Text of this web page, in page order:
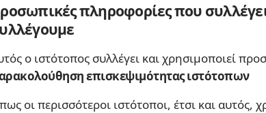
πληροφορίες που συλλέγει
ο ιστότοπος συλλέγει και χρησιμοποιεί
επισκεψιμότητας ιστότοπων
οι περισσότεροι ιστότοποι, έτσι και αυτός,